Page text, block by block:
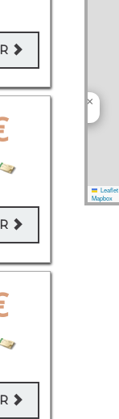
×
×
Auguste Baron 646
Leaflet
Mapbox